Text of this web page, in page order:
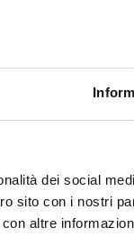
dei social
sito con i nostri
altre